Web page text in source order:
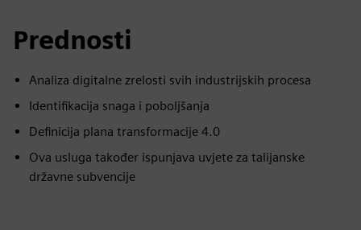
Prednosti
Analiza digitalne zrelosti svih industrijskih procesa
Identifikacija snaga i poboljšanja
Definicija plana transformacije 4.0
Ova usluga također ispunjava uvjete za talijanske
državne subvencije